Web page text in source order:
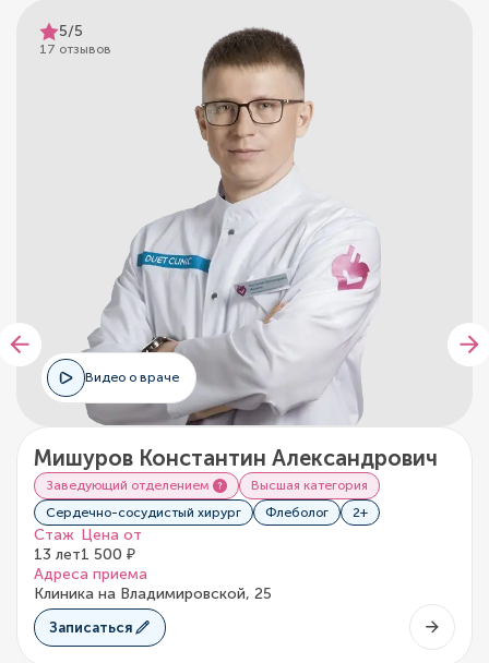
5/5
17 отзывов
Видео о враче
Мишуров Константин Александрович
Заведующий отделением
Высшая категория
Сердечно-сосудистый хирург
Флеболог 2+
Стаж
13 лет
Цена от
1 500 ₽
Адреса приема
Клиника на Владимировской, 25
Записаться